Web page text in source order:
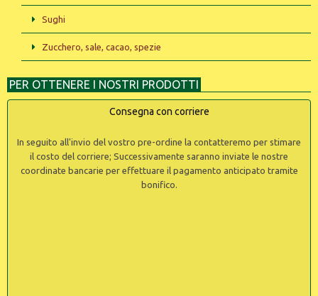
Sughi
Zucchero, sale, cacao, spezie
PER OTTENERE I NOSTRI PRODOTTI
Consegna con corriere
In seguito all'invio del vostro pre-ordine la contatteremo per stimare
il costo del corriere; Successivamente saranno inviate le nostre
coordinate bancarie per effettuare il pagamento anticipato tramite
bonifico.